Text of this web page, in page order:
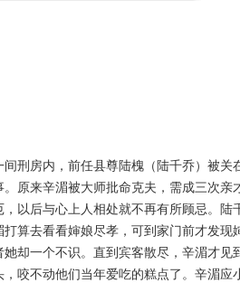
刑房内，前任县尊陆槐（陆千乔）被关
原来辛湄被大师批命克夫，需成三次亲
以后与心上人相处就不再有所顾忌。陆
算去看看婶娘尽孝，可到家门前才发现
却一个不识。直到宾客散尽，辛湄才见
咬不动他们当年爱吃的糕点了。辛湄应